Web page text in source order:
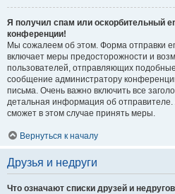
Я получил спам или оскорбительный
конференции!
Мы сожалеем об этом. Форма отправки
включает меры предосторожности и
пользователей, отправляющих
сообщение администратору
письма. Очень важно включить все
детальная информация об
сможет в этом случае принять меры.
Вернуться к началу
Друзья и недруги
Что означают списки друзей и